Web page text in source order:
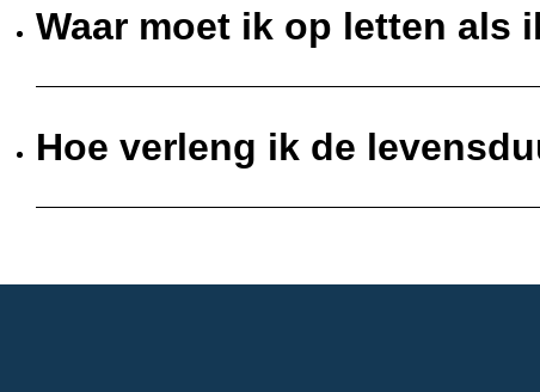
Waar moet ik op letten als
Hoe verleng ik de